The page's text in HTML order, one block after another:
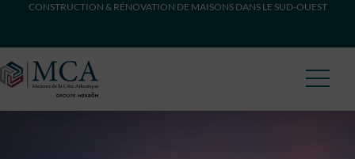
CONSTRUCTION & RÉNOVATION DE MAISONS DANS LE SUD-OUEST